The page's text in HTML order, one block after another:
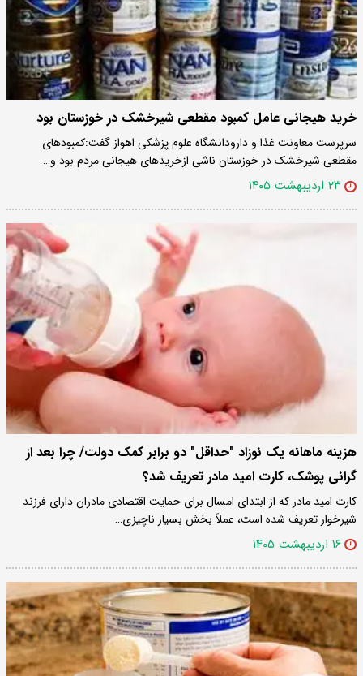
خرید هیجانی عامل کمبود مقطعی شیرخشک در خوزستان بود
سرپرست معاونت غذا و دارودانشگاه علوم پزشکی اهواز گفت:کمبودهای
مقطعی شیرخشک در خوزستان ناشی ازخریدهای هیجانی مردم بود و…
۲۳ اردیبهشت ۱۴۰۵
هزینه ماهانه یک نوزاد "حداقل" دو برابر کمک دولت/ چرا بعد از
گرانی پوشک، کارت‌ امید مادر تعریف شد؟
کارت امید مادر که از ابتدای امسال برای حمایت اقتصادی مادران دارای فرزند
شیرخوار تعریف شده است، عملاً بخش بسیار ناچیزی…
۱۶ اردیبهشت ۱۴۰۵